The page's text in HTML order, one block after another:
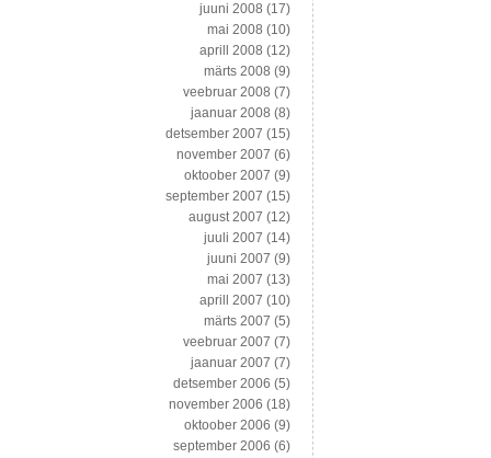
juuni 2008 (17)
mai 2008 (10)
aprill 2008 (12)
märts 2008 (9)
veebruar 2008 (7)
jaanuar 2008 (8)
detsember 2007 (15)
november 2007 (6)
oktoober 2007 (9)
september 2007 (15)
august 2007 (12)
juuli 2007 (14)
juuni 2007 (9)
mai 2007 (13)
aprill 2007 (10)
märts 2007 (5)
veebruar 2007 (7)
jaanuar 2007 (7)
detsember 2006 (5)
november 2006 (18)
oktoober 2006 (9)
september 2006 (6)